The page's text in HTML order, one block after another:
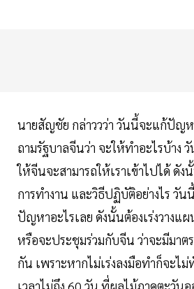
นายสัญชัย กล่าววว่า วันนี้จะแก้ปัญห
ถามรัฐบาลจีนว่า จะให้ทำอะไรบ้าง
ให้จีนจะสามารถให้เราเข้าไปได้ ดั
การทำงาน และวิธีปฏิบัติอย่างไร วัน
ปัญหาอะไรเลย ดังนั้นต้องเร่งวาง
หรือจะประชุมร่วมกับจีน ว่าจะมีมาต
กัน เพราะหากไม่เร่งลงมือทำก็จะไ